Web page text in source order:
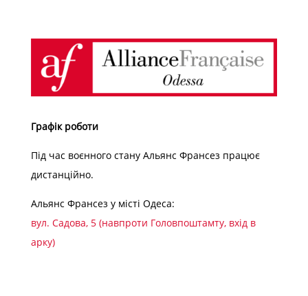
Графік роботи
Під час воєнного стану Альянс Франсез працює
дистанційно.
Альянс Франсез у місті Одеса:
вул. Садова, 5 (навпроти Головпоштамту, вхід в
арку)